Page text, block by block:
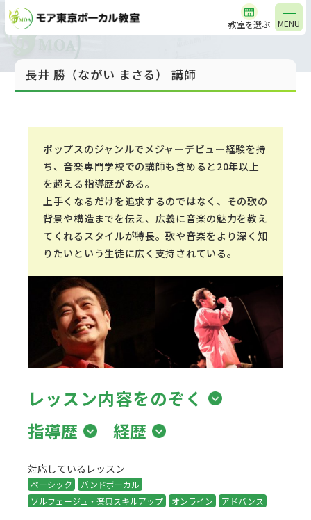
MENU
教室を選ぶ
長井 勝（ながい まさる） 講師
ポップスのジャンルでメジャーデビュー経験を持
ち、音楽専門学校での講師も含めると20年以上
を超える指導歴がある。
上手くなるだけを追求するのではなく、その歌の
背景や構造までを伝え、広義に音楽の魅力を教え
てくれるスタイルが特長。歌や音楽をより深く知
りたいという生徒に広く支持されている。
レッスン内容をのぞく
指導歴
経歴
対応しているレッスン
ベーシック
バンドボーカル
ソルフェージュ・楽典スキルアップ
オンライン アドバンス